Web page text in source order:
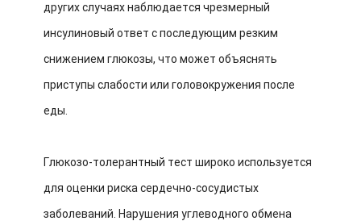
других случаях наблюдается чрезмерный
инсулиновый ответ с последующим резким
снижением глюкозы, что может объяснять
приступы слабости или головокружения после
еды.
Глюкозо-толерантный тест широко используется
для оценки риска сердечно-сосудистых
заболеваний. Нарушения углеводного обмена